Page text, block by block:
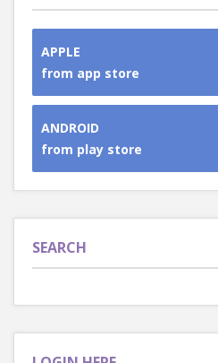
APPLE
from app store
ANDROID
from play store
SEARCH